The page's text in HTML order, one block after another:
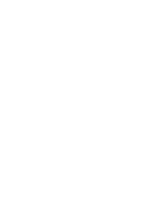
ン
スについて
グ2026/27シーズン試
ーグ 2026/27シーズン「
ィ